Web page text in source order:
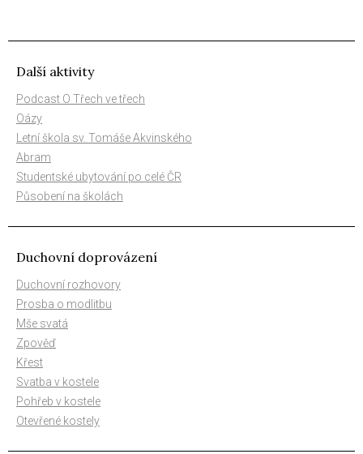
Další aktivity
Podcast O Třech ve třech
Oázy
Letní škola sv. Tomáše Akvinského
Abram
Studentské ubytování po celé ČR
Působení na školách
Duchovní doprovázení
Duchovní rozhovory
Prosba o modlitbu
Mše svatá
Zpověď
Křest
Svatba v kostele
Pohřeb v kostele
Otevřené kostely